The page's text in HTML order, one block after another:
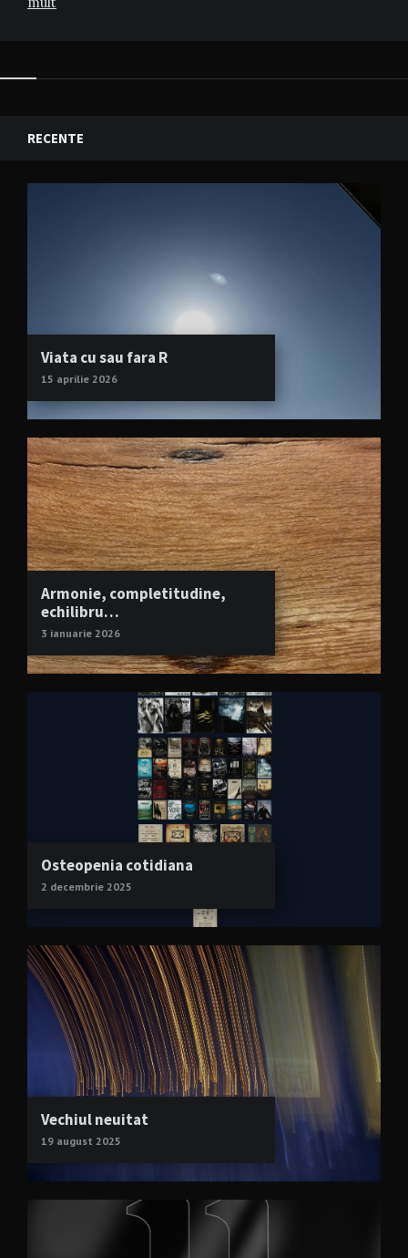
RECENTE
Viata cu sau fara R
15 aprilie 2026
Armonie, completitudine,
echilibru…
3 ianuarie 2026
Osteopenia cotidiana
2 decembrie 2025
Vechiul neuitat
19 august 2025